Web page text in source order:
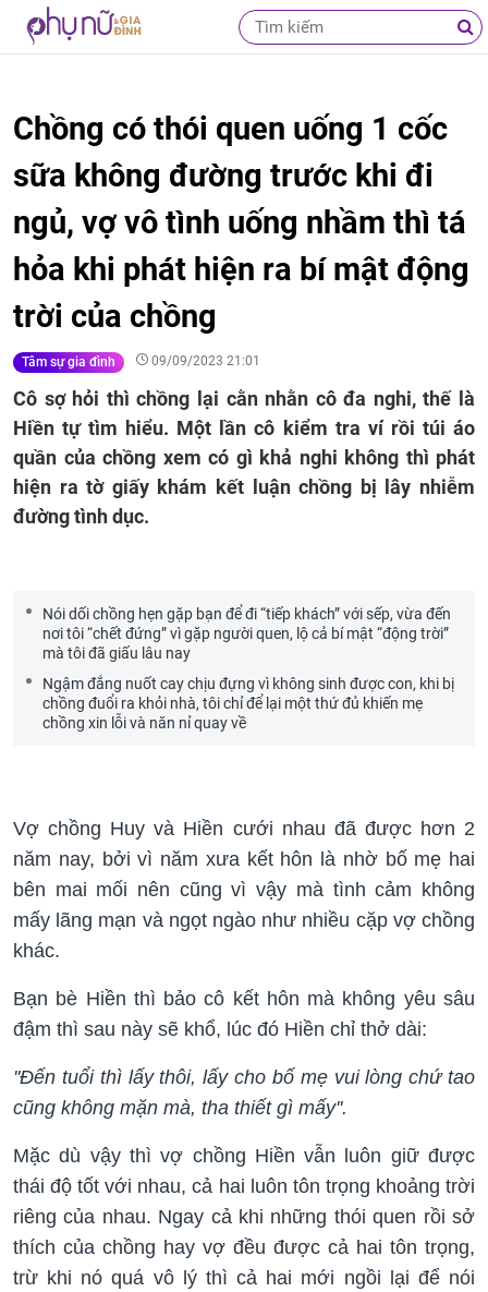
Chồng có thói quen uống 1 cốc
sữa không đường trước khi đi
ngủ, vợ vô tình uống nhầm thì tá
hỏa khi phát hiện ra bí mật động
trời của chồng
Tâm sự gia đình 09/09/2023 21:01
Cô sợ hỏi thì chồng lại cằn nhằn cô đa nghi, thế là
Hiền tự tìm hiểu. Một lần cô kiểm tra ví rồi túi áo
quần của chồng xem có gì khả nghi không thì phát
hiện ra tờ giấy khám kết luận chồng bị lây nhiễm
đường tình dục.
Nói dối chồng hẹn gặp bạn để đi “tiếp khách” với sếp, vừa đến
nơi tôi “chết đứng” vì gặp người quen, lộ cả bí mật “động trời”
mà tôi đã giấu lâu nay
Ngậm đắng nuốt cay chịu đựng vì không sinh được con, khi bị
chồng đuổi ra khỏi nhà, tôi chỉ để lại một thứ đủ khiến mẹ
chồng xin lỗi và năn nỉ quay về
Vợ chồng Huy và Hiền cưới nhau đã được hơn 2
năm nay, bởi vì năm xưa kết hôn là nhờ bố mẹ hai
bên mai mối nên cũng vì vậy mà tình cảm không
mấy lãng mạn và ngọt ngào như nhiều cặp vợ chồng
khác.
Bạn bè Hiền thì bảo cô kết hôn mà không yêu sâu
đậm thì sau này sẽ khổ, lúc đó Hiền chỉ thở dài:
''Đến tuổi thì lấy thôi, lấy cho bố mẹ vui lòng chứ tao
cũng không mặn mà, tha thiết gì mấy''.
Mặc dù vậy thì vợ chồng Hiền vẫn luôn giữ được
thái độ tốt với nhau, cả hai luôn tôn trọng khoảng trời
riêng của nhau. Ngay cả khi những thói quen rồi sở
thích của chồng hay vợ đều được cả hai tôn trọng,
trừ khi nó quá vô lý thì cả hai mới ngồi lại để nói